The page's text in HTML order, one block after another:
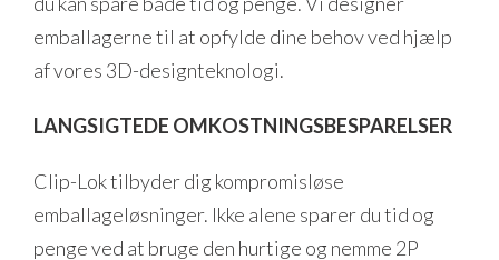
emballagerne til at opfylde dine behov ved hjælp
af vores 3D-designteknologi.
LANGSIGTEDE OMKOSTNINGSBESPARELSER
Clip-Lok tilbyder dig kompromisløse
emballageløsninger. Ikke alene sparer du tid og
penge ved at bruge den hurtige og nemme 2P